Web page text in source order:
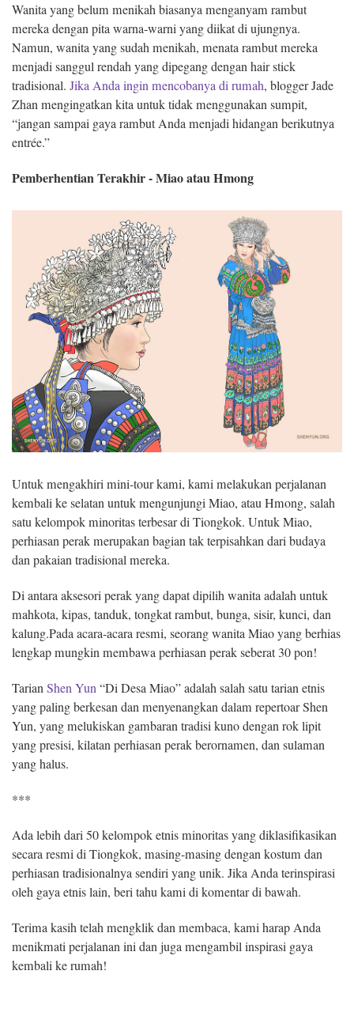
Wanita yang belum menikah biasanya menganyam rambut
mereka dengan pita warna-warni yang diikat di ujungnya.
Namun, wanita yang sudah menikah, menata rambut mereka
menjadi sanggul rendah yang dipegang dengan hair stick
tradisional. Jika Anda ingin mencobanya di rumah, blogger Jade
Zhan mengingatkan kita untuk tidak menggunakan sumpit,
“jangan sampai gaya rambut Anda menjadi hidangan berikutnya
entrée.”
Pemberhentian Terakhir - Miao atau Hmong
Untuk mengakhiri mini-tour kami, kami melakukan perjalanan
kembali ke selatan untuk mengunjungi Miao, atau Hmong, salah
satu kelompok minoritas terbesar di Tiongkok. Untuk Miao,
perhiasan perak merupakan bagian tak terpisahkan dari budaya
dan pakaian tradisional mereka.
Di antara aksesori perak yang dapat dipilih wanita adalah untuk
mahkota, kipas, tanduk, tongkat rambut, bunga, sisir, kunci, dan
kalung.Pada acara-acara resmi, seorang wanita Miao yang berhias
lengkap mungkin membawa perhiasan perak seberat 30 pon!
TarianShen Yun“Di Desa Miao” adalah salah satu tarian etnis
yang paling berkesan dan menyenangkan dalam repertoar Shen
Yun, yang melukiskan gambaran tradisi kuno dengan rok lipit
yang presisi, kilatan perhiasan perak berornamen, dan sulaman
yang halus.
***
Ada lebih dari 50 kelompok etnis minoritas yang diklasifikasikan
secara resmi di Tiongkok, masing-masing dengan kostum dan
perhiasan tradisionalnya sendiri yang unik. Jika Anda terinspirasi
oleh gaya etnis lain, beri tahu kami di komentar di bawah.
Terima kasih telah mengklik dan membaca, kami harap Anda
menikmati perjalanan ini dan juga mengambil inspirasi gaya
kembali ke rumah!